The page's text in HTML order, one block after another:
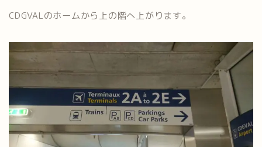
CDGVALのホームから上の階へ上がります。